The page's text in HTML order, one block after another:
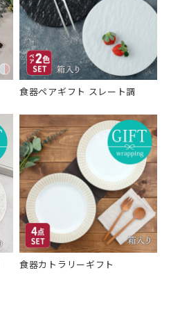
食器ペアギフト スレート調
食器カトラリーギフト